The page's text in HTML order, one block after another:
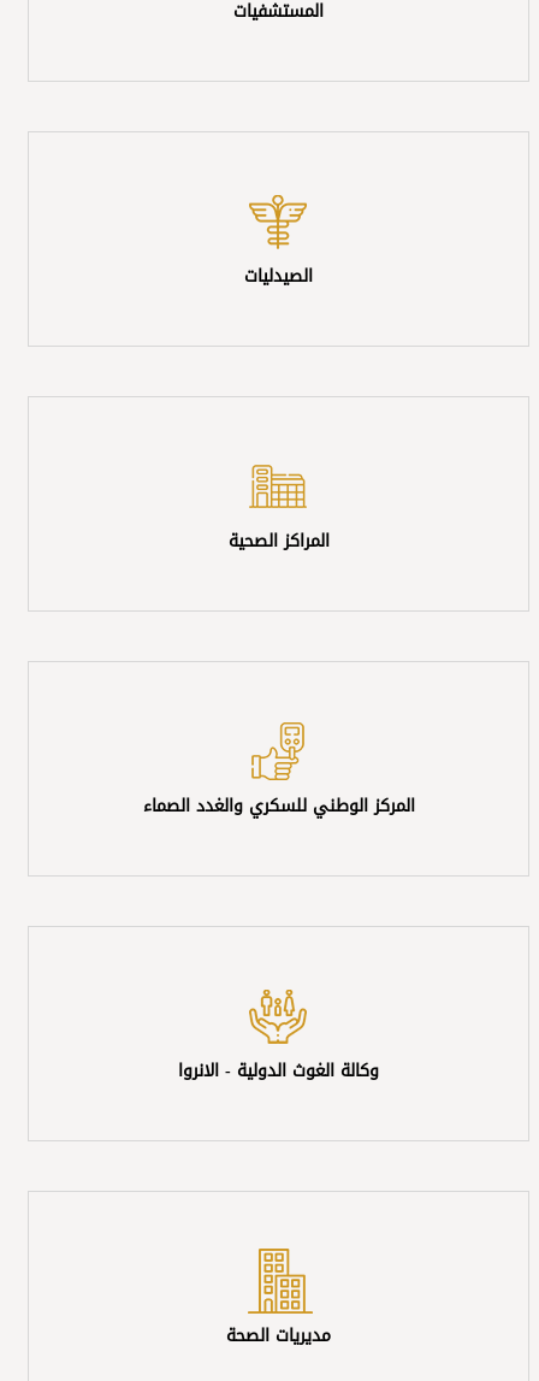
المستشفيات
الصيدليات
المراكز الصحية
المركز الوطني للسكري والغدد الصماء
وكالة الغوث الدولية - الانروا
مديريات الصحة